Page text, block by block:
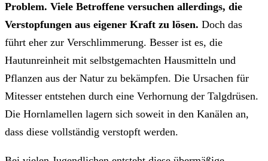
Problem. Viele Betroffene versuchen allerdings, die
Verstopfungen aus eigener Kraft zu lösen. Doch das
führt eher zur Verschlimmerung. Besser ist es, die
Hautunreinheit mit selbstgemachten Hausmitteln und
Pflanzen aus der Natur zu bekämpfen. Die Ursachen für
Mitesser entstehen durch eine Verhornung der Talgdrüsen.
Die Hornlamellen lagern sich soweit in den Kanälen an,
dass diese vollständig verstopft werden.